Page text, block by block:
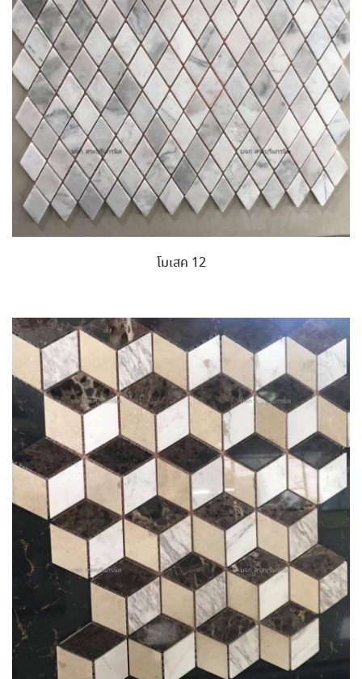
โมเสค 12